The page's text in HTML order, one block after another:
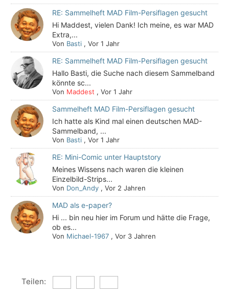
RE: Sammelheft MAD Film-Persiflagen gesucht
Hi Maddest, vielen Dank! Ich meine, es war MAD
Extra,...
Von Basti ,Vor 1 Jahr
RE: Sammelheft MAD Film-Persiflagen gesucht
Hallo Basti, die Suche nach diesem Sammelband
könnte sc...
Von Maddest ,Vor 1 Jahr
Sammelheft MAD Film-Persiflagen gesucht
Ich hatte als Kind mal einen deutschen MAD-
Sammelband, ...
Von Basti ,Vor 1 Jahr
RE: Mini-Comic unter Hauptstory
Meines Wissens nach waren die kleinen
Einzelbild-Strips...
Von Don_Andy ,Vor 2 Jahren
MAD als e-paper?
Hi ... bin neu hier im Forum und hätte die Frage,
ob es...
Von Michael-1967 ,Vor 3 Jahren
Teilen: